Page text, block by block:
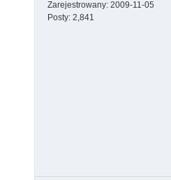
Zarejestrowany: 2009-11-05
Posty: 2,841